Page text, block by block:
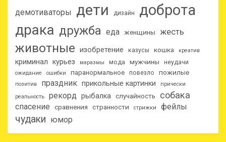
демотиваторы дети дизайн доброта
драка дружба еда женщины жесть
животные изобретение казусы кошка креатив
криминал курьез маразмы мода мужчины неудачи
ожидание ошибки паранормальное повезло пожилые
позитив праздник прикольные картинки
прически
реальность
рекорд рыбалка случайность собака
спасение сравнения странности стрижки фейлы
чудаки юмор